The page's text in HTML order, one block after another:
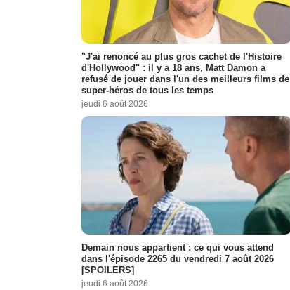
"J'ai renoncé au plus gros cachet de l'Histoire
d'Hollywood" : il y a 18 ans, Matt Damon a
refusé de jouer dans l'un des meilleurs films de
super-héros de tous les temps
jeudi 6 août 2026
Demain nous appartient : ce qui vous attend
dans l'épisode 2265 du vendredi 7 août 2026
[SPOILERS]
jeudi 6 août 2026